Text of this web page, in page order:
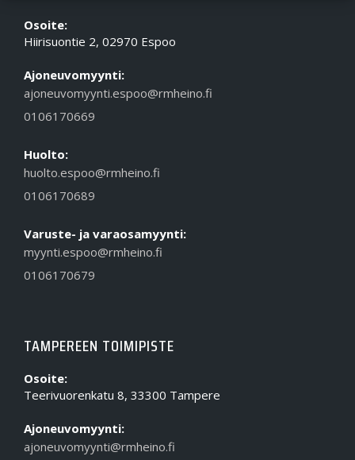
Osoite:
Hiirisuontie 2, 02970 Espoo
Ajoneuvomyynti:
ajoneuvomyynti.espoo@rmheino.fi
0106170669
Huolto:
huolto.espoo@rmheino.fi
0106170689
Varuste- ja varaosamyynti:
myynti.espoo@rmheino.fi
0106170679
TAMPEREEN TOIMIPISTE
Osoite:
Teerivuorenkatu 8, 33300 Tampere
Ajoneuvomyynti:
ajoneuvomyynti@rmheino.fi